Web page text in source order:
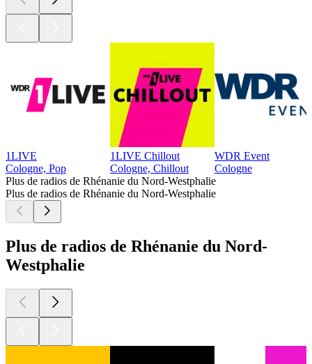
1LIVE
Cologne, Pop
1LIVE Chillout
Cologne, Chillout
WDR Event
Cologne
Plus de radios de Rhénanie du Nord-Westphalie
Plus de radios de Rhénanie du Nord-Westphalie
Plus de radios de Rhénanie du Nord-
Westphalie